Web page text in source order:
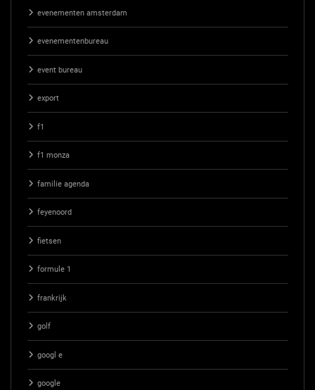
evenementen amsterdam
evenementenbureau
event bureau
export
f1
f1 monza
familie agenda
feyenoord
fietsen
formule 1
frankrijk
golf
googl e
google